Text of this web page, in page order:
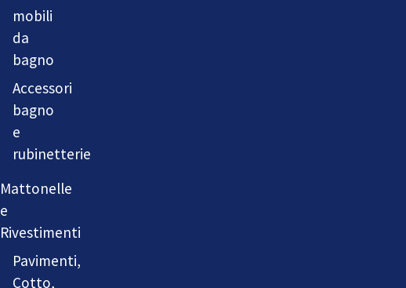
mobili
da
bagno
Accessori
bagno
e
rubinetterie
Mattonelle
e
Rivestimenti
Pavimenti,
Cotto,